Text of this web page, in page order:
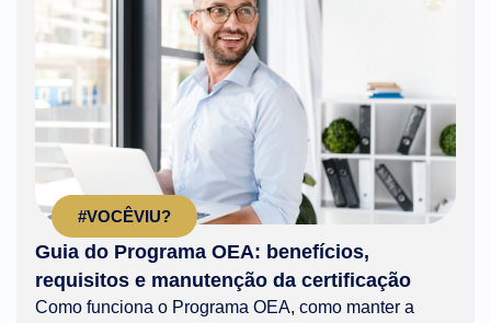
#VOCÊVIU?
Guia do Programa OEA: benefícios,
requisitos e manutenção da certificação
Como funciona o Programa OEA, como manter a